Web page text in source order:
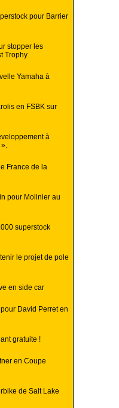
pour Barrier
stopper les
Trophy
Yamaha à
en FSBK sur
à
France de la
pour Molinier au
superstock
le projet de pole
en side car
David Perret en
gratuite !
en Coupe
de Salt Lake